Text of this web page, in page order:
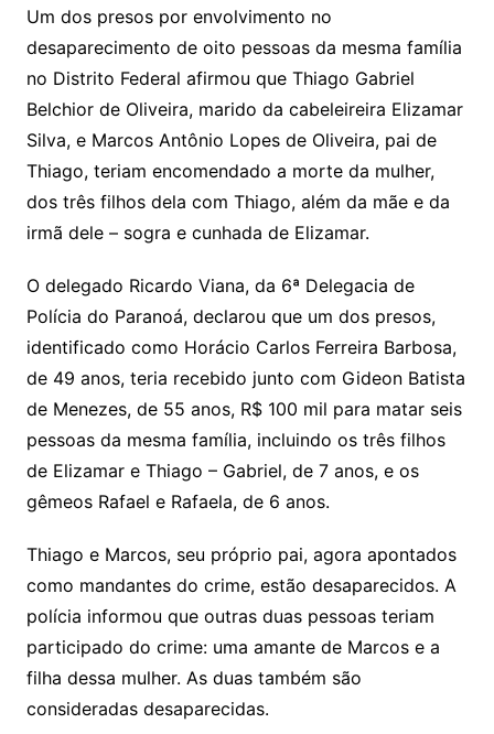
Um dos presos por envolvimento no
desaparecimento de oito pessoas da mesma família
no Distrito Federal afirmou que Thiago Gabriel
Belchior de Oliveira, marido da cabeleireira Elizamar
Silva, e Marcos Antônio Lopes de Oliveira, pai de
Thiago, teriam encomendado a morte da mulher,
dos três filhos dela com Thiago, além da mãe e da
irmã dele – sogra e cunhada de Elizamar.
O delegado Ricardo Viana, da 6ª Delegacia de
Polícia do Paranoá, declarou que um dos presos,
identificado como Horácio Carlos Ferreira Barbosa,
de 49 anos, teria recebido junto com Gideon Batista
de Menezes, de 55 anos, R$ 100 mil para matar seis
pessoas da mesma família, incluindo os três filhos
de Elizamar e Thiago – Gabriel, de 7 anos, e os
gêmeos Rafael e Rafaela, de 6 anos.
Thiago e Marcos, seu próprio pai, agora apontados
como mandantes do crime, estão desaparecidos. A
polícia informou que outras duas pessoas teriam
participado do crime: uma amante de Marcos e a
filha dessa mulher. As duas também são
consideradas desaparecidas.